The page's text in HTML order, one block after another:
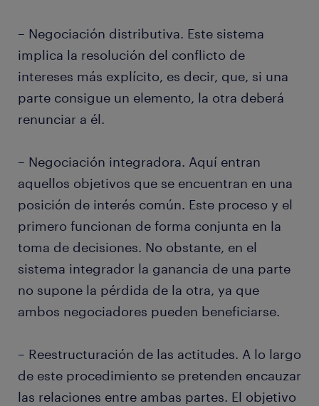
– Negociación distributiva. Este sistema
implica la resolución del conflicto de
intereses más explícito, es decir, que, si una
parte consigue un elemento, la otra deberá
renunciar a él.
– Negociación integradora. Aquí entran
aquellos objetivos que se encuentran en una
posición de interés común. Este proceso y el
primero funcionan de forma conjunta en la
toma de decisiones. No obstante, en el
sistema integrador la ganancia de una parte
no supone la pérdida de la otra, ya que
ambos negociadores pueden beneficiarse.
– Reestructuración de las actitudes. A lo largo
de este procedimiento se pretenden encauzar
las relaciones entre ambas partes. El objetivo